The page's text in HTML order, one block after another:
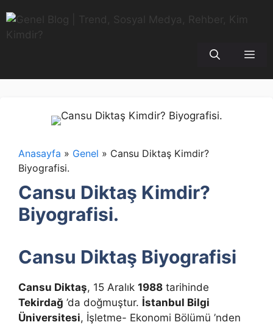
atla
Anasayfa » Genel » Cansu Diktaş Kimdir?
Biyografisi.
Cansu Diktaş Kimdir?
Biyografisi.
Cansu Diktaş Biyografisi
Cansu Diktaş, 15 Aralık 1988 tarihinde
Tekirdağ ’da doğmuştur. İstanbul Bilgi
Üniversitesi, İşletme- Ekonomi Bölümü ’nden